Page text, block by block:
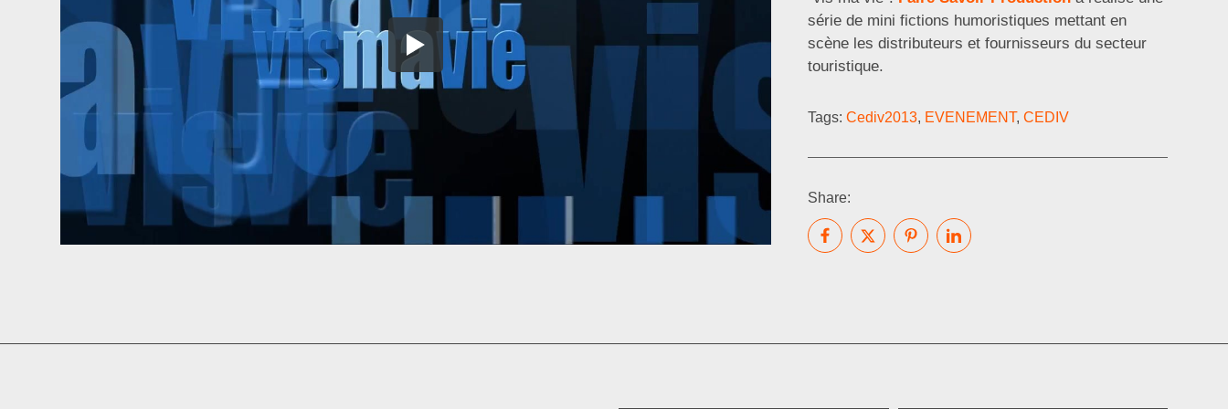
série de mini fictions humoristiques mettant en
scène les distributeurs et fournisseurs du secteur
touristique.
Tags:Cediv2013, EVENEMENT,CEDIV
Share: